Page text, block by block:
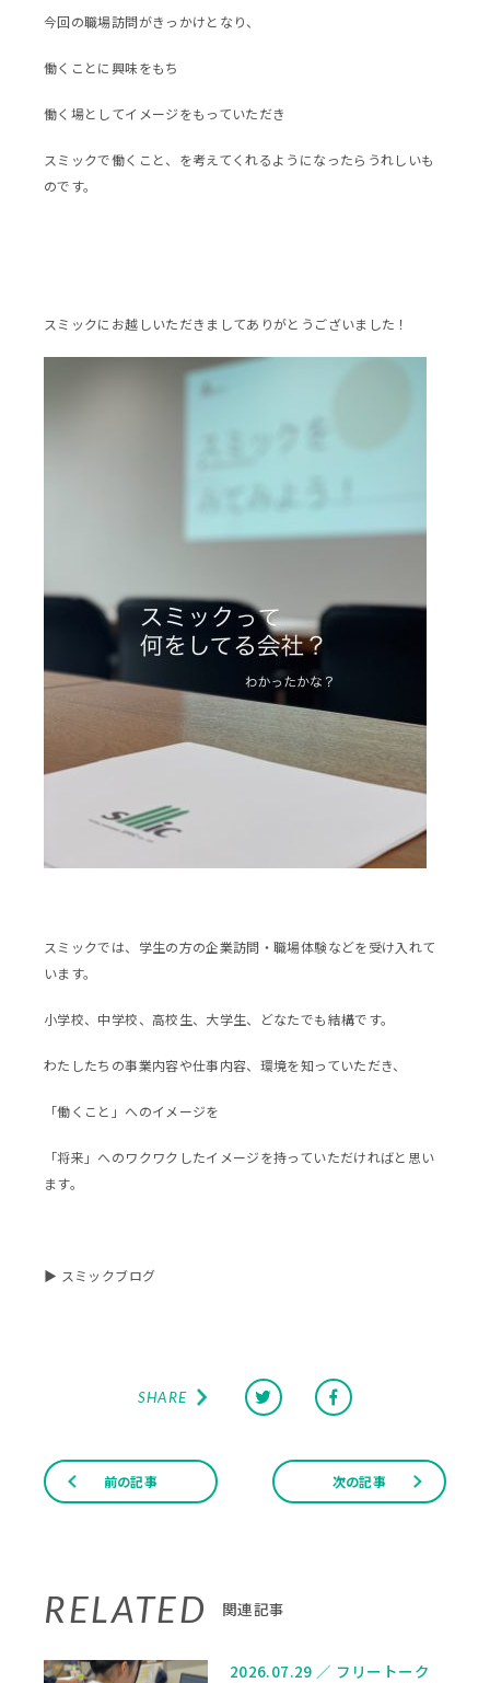
今回の職場訪問がきっかけとなり、
働くことに興味をもち
働く場としてイメージをもっていただき
スミックで働くこと、を考えてくれるようになったらうれしいも
のです。
スミックにお越しいただきましてありがとうございました！
スミックでは、学生の方の企業訪問・職場体験などを受け入れて
います。
小学校、中学校、高校生、大学生、どなたでも結構です。
わたしたちの事業内容や仕事内容、環境を知っていただき、
「働くこと」へのイメージを
「将来」へのワクワクしたイメージを持っていただければと思い
ます。
▶ スミックブログ
SHARE
前の記事 次の記事
RELATED 関連記事
2026.07.29 ／ フリートーク